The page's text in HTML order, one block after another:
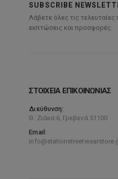
SUBSCRIBE
Λάβετε όλες τις τελευταίες
εκπτώσεις και προσφορές.
ΣΤΟΙΧΕΙΑ ΕΠΙΚΟΙΝΩΝΙΑΣ
Διεύθυνση:
Θ. Ζιάκα 6, Γρεβενά 51100
Email: